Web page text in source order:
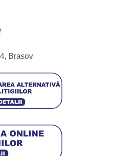
Brasov